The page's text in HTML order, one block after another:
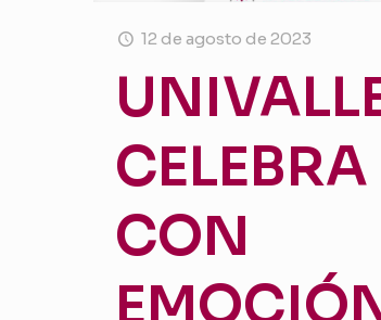
12 de agosto de 2023
CELEBRA
CON